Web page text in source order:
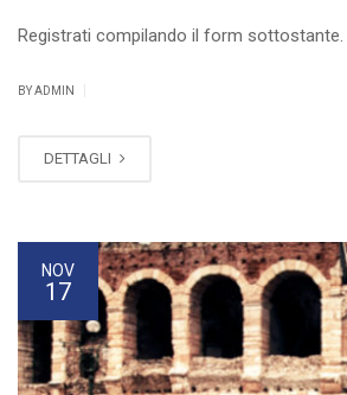
Registrati compilando il form sottostante.
BY ADMIN
DETTAGLI
NOV
17